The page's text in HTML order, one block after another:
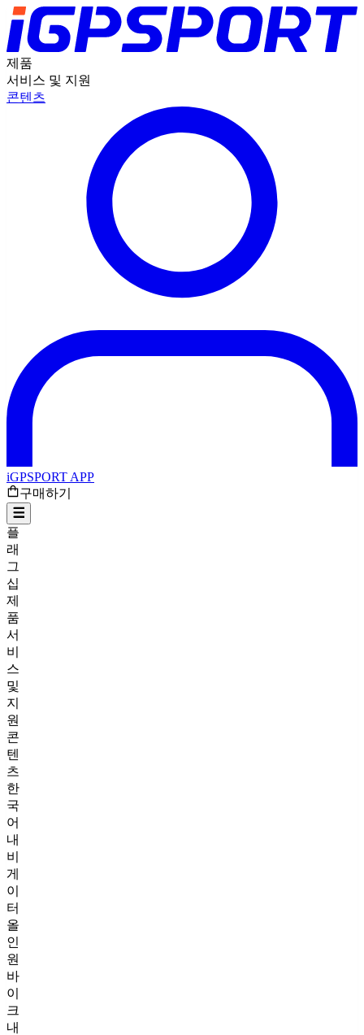
제품
서비스 및 지원
콘텐츠
iGPSPORT APP
구매하기
플
래
그
십
제
품
서
비
스
및
지
원
콘
텐
츠
한
국
어
내
비
게
이
터
올
인
원
바
이
크
내